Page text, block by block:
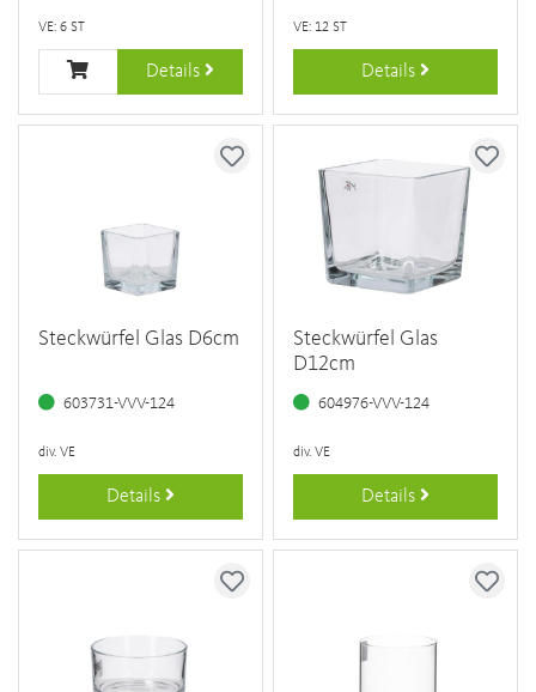
VE: 6 ST
Details
VE: 12 ST
Details
Steckwürfel Glas D6cm
603731-VVV-124
div. VE
Details
Steckwürfel Glas
D12cm
604976-VVV-124
div. VE
Details